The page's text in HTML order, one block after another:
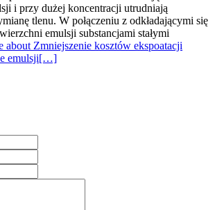
i przy dużej koncentracji utrudniają
tlenu. W połączeniu z odkładającymi się
emulsji substancjami stałymi
about Zmniejszenie kosztów ekspoatacji
emulsji[…]